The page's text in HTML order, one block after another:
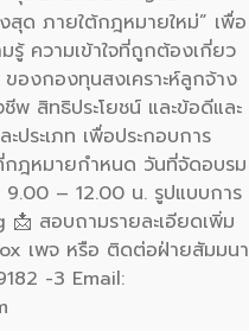
สุด ภายใต้กฎหมายใหม่” เพื่อ
รู้ ความเข้าใจที่ถูกต้องเกี่ยว
องกองทุนสงเคราะห์ลูกจ้าง
พ สิทธิประโยชน์ และข้อดีและ
ระเภท เพื่อประกอบการ
กฎหมายกำหนด วันที่จัดอบรม
9.00 – 12.00 น. รูปแบบการ
สอบถามรายละเอียดเพิ่ม
เพจ หรือ ติดต่อฝ่ายสัมมนา
-3 Email: